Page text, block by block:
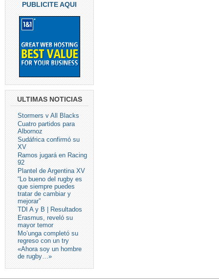
PUBLICITE AQUI
ULTIMAS NOTICIAS
Stormers v All Blacks
Cuatro partidos para
Albornoz
Sudáfrica confirmó su
XV
Ramos jugará en Racing
92
Plantel de Argentina XV
“Lo bueno del rugby es
que siempre puedes
tratar de cambiar y
mejorar”
TDI A y B | Resultados
Erasmus, reveló su
mayor temor
Mo’unga completó su
regreso con un try
«Ahora soy un hombre
de rugby…»